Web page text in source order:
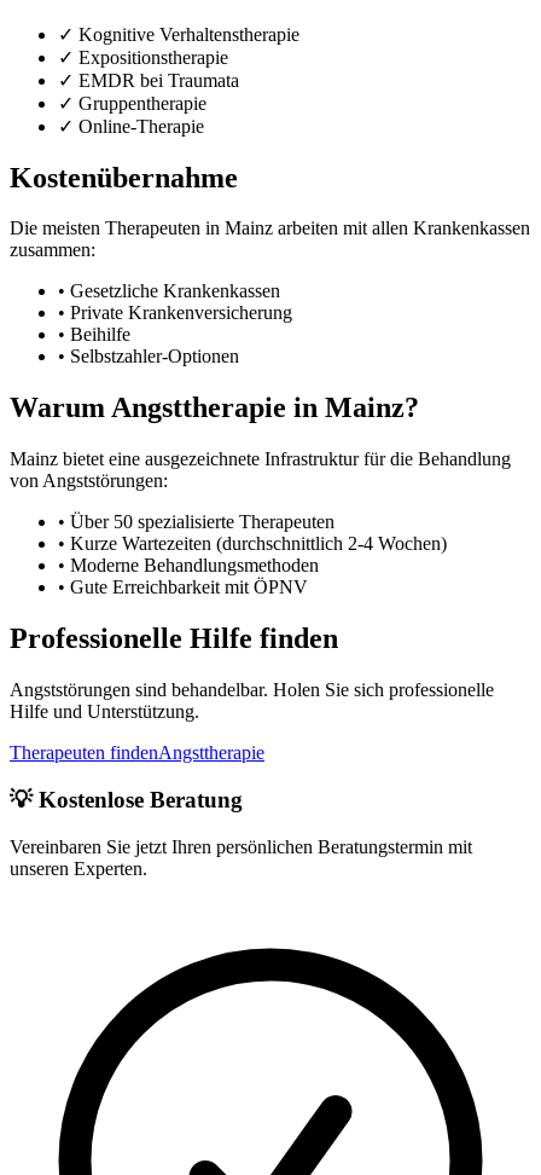
✓ Kognitive Verhaltenstherapie
✓ Expositionstherapie
✓ EMDR bei Traumata
✓ Gruppentherapie
✓ Online-Therapie
Kostenübernahme
Die meisten Therapeuten in Mainz arbeiten mit allen Krankenkassen
zusammen:
• Gesetzliche Krankenkassen
• Private Krankenversicherung
• Beihilfe
• Selbstzahler-Optionen
Warum Angsttherapie in Mainz?
Mainz bietet eine ausgezeichnete Infrastruktur für die Behandlung
von Angststörungen:
• Über 50 spezialisierte Therapeuten
• Kurze Wartezeiten (durchschnittlich 2-4 Wochen)
• Moderne Behandlungsmethoden
• Gute Erreichbarkeit mit ÖPNV
Professionelle Hilfe finden
Angststörungen sind behandelbar. Holen Sie sich professionelle
Hilfe und Unterstützung.
Therapeuten findenAngsttherapie
💡 Kostenlose Beratung
Vereinbaren Sie jetzt Ihren persönlichen Beratungstermin mit
unseren Experten.